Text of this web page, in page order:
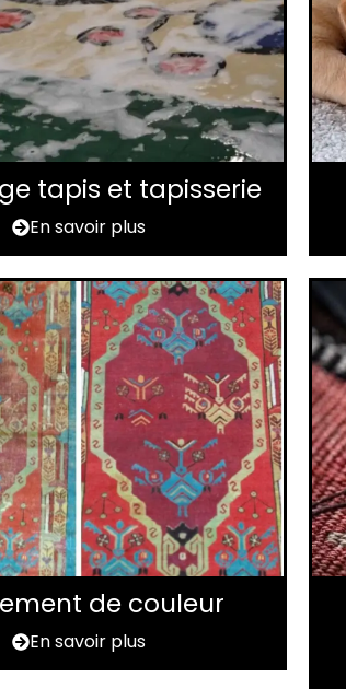
tapis et tapisserie
En savoir plus
de couleur
En savoir plus